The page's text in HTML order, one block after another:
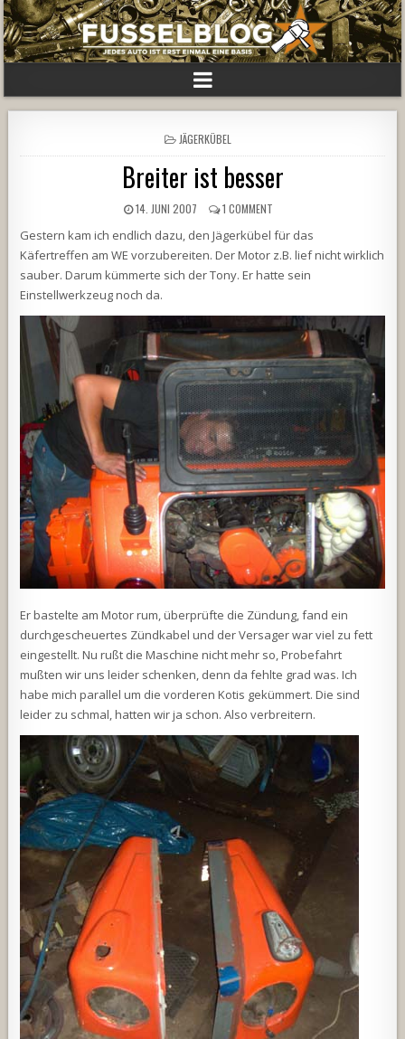
POSTED
IN
JÄGERKÜBEL
Breiter ist besser
14. JUNI 2007 1 COMMENT
Gestern kam ich endlich dazu, den Jägerkübel für das
Käfertreffen am WE vorzubereiten. Der Motor z.B. lief nicht wirklich
sauber. Darum kümmerte sich der Tony. Er hatte sein
Einstellwerkzeug noch da.
Er bastelte am Motor rum, überprüfte die Zündung, fand ein
durchgescheuertes Zündkabel und der Versager war viel zu fett
eingestellt. Nu rußt die Maschine nicht mehr so, Probefahrt
mußten wir uns leider schenken, denn da fehlte grad was. Ich
habe mich parallel um die vorderen Kotis gekümmert. Die sind
leider zu schmal, hatten wir ja schon. Also verbreitern.